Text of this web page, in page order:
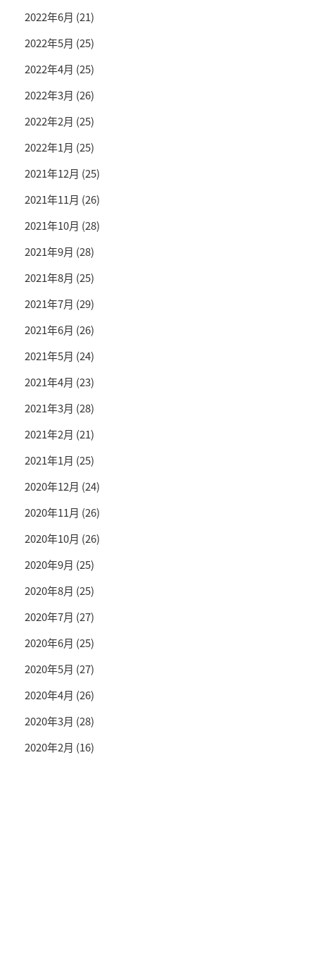
2022年6月 (21)
2022年5月 (25)
2022年4月 (25)
2022年3月 (26)
2022年2月 (25)
2022年1月 (25)
2021年12月 (25)
2021年11月 (26)
2021年10月 (28)
2021年9月 (28)
2021年8月 (25)
2021年7月 (29)
2021年6月 (26)
2021年5月 (24)
2021年4月 (23)
2021年3月 (28)
2021年2月 (21)
2021年1月 (25)
2020年12月 (24)
2020年11月 (26)
2020年10月 (26)
2020年9月 (25)
2020年8月 (25)
2020年7月 (27)
2020年6月 (25)
2020年5月 (27)
2020年4月 (26)
2020年3月 (28)
2020年2月 (16)